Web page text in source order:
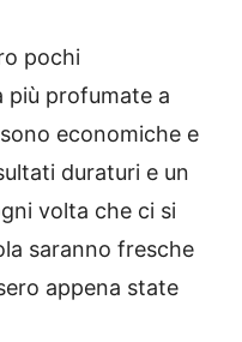
pochi
più profumate a
economiche e
duraturi e un
volta che ci si
saranno fresche
appena state